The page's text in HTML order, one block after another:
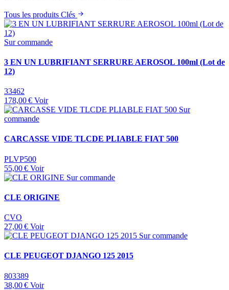
Tous les produits Clés
Sur commande
3 EN UN LUBRIFIANT SERRURE AEROSOL 100ml (Lot de
12)
33462
178,00 € Voir
Sur
commande
CARCASSE VIDE TLCDE PLIABLE FIAT 500
PLVP500
55,00 € Voir
Sur commande
CLE ORIGINE
CVO
27,00 € Voir
Sur commande
CLE PEUGEOT DJANGO 125 2015
803389
38,00 € Voir